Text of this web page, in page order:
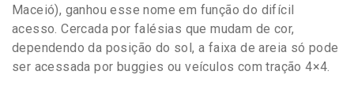
Maceió), ganhou esse nome em função do difícil
acesso. Cercada por falésias que mudam de cor,
dependendo da posição do sol, a faixa de areia só pode
ser acessada por buggies ou veículos com tração 4×4.